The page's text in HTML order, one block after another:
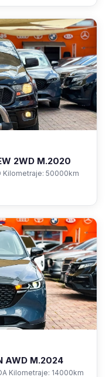
2WD M.2020
Kilometraje: 50000km
AWD M.2024
Kilometraje: 14000km